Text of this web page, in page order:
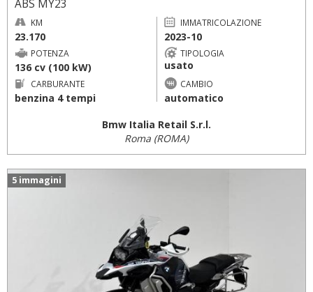
ABS MY23
KM
23.170
IMMATRICOLAZIONE
2023-10
POTENZA
136 cv (100 kW)
TIPOLOGIA
usato
CARBURANTE
benzina 4 tempi
CAMBIO
automatico
Bmw Italia Retail S.r.l.
Roma (ROMA)
5 immagini